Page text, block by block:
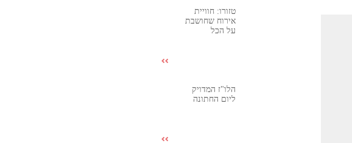
טזורו: חוויית
אירוח שחושבת
על הכל
הלו"ז המדויק
ליום החתונה